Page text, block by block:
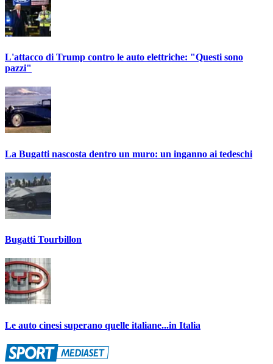
L'attacco di Trump contro le auto elettriche: "Questi sono
pazzi"
La Bugatti nascosta dentro un muro: un inganno ai tedeschi
Bugatti Tourbillon
Le auto cinesi superano quelle italiane...in Italia